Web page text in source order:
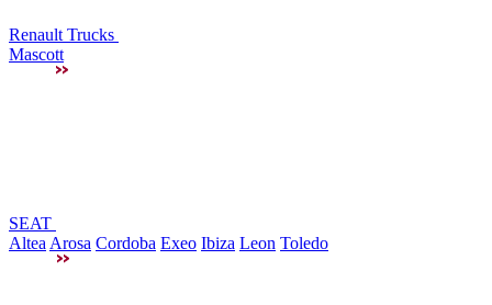
Renault Trucks
Mascott
SEAT
Altea Arosa Cordoba Exeo Ibiza Leon Toledo